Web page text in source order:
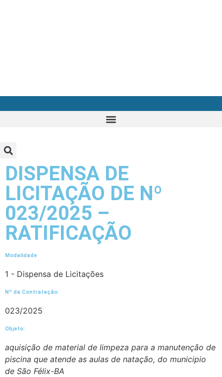
DISPENSA DE
LICITAÇÃO DE Nº
023/2025 –
RATIFICAÇÃO
Modalidade
1 - Dispensa de Licitações
Nº da Contratação:
023/2025
Objeto:
aquisição de material de limpeza para a manutenção de
piscina que atende as aulas de natação, do municipio
de São Félix-BA